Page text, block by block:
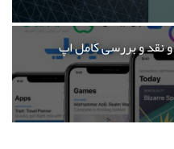
نقد و بررسی کامل اپ